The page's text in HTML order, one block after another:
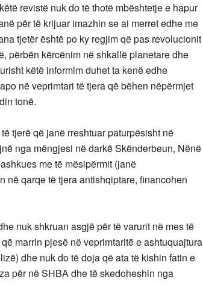
revistë nuk do të thotë mbështetje e hapur
për të krijuar imazhin se ai merret edhe me
tjetër është po ky regjim që pas revolucionit
përbën kërcënim në shkallë planetare dhe
këtë informim duhet ta kenë edhe
në veprimtari të tjera që bëhen nëpërmjet
tonë.
tjerë që janë rreshtuar paturpësisht në
nga mëngjesi në darkë Skënderbeun, Nënë
me të mësipërmit (janë
në qarqe të tjera antishqiptare, financohen
nuk shkruan asgjë për të varurit në mes të
marrin pjesë në veprimtaritë e ashtuquajtura
dhe nuk do të doja që ata të kishin fatin e
për në SHBA dhe të skedoheshin nga